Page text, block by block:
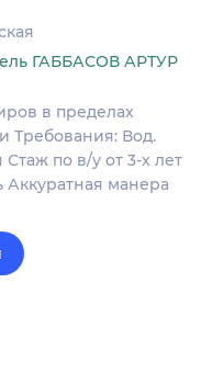
ГАББАСОВ АРТУР
в пределах
Требования: Вод.
по в/у от 3-х лет
Аккуратная манера